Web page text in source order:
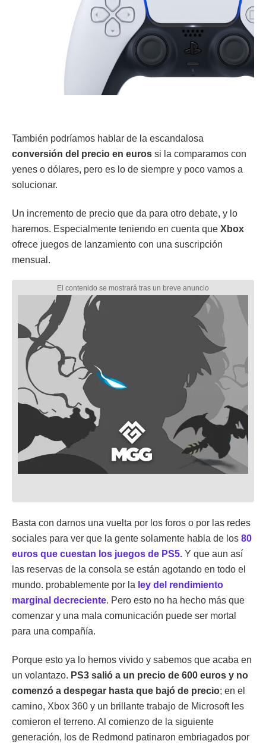
También podríamos hablar de la escandalosa
conversión del precio en euros si la comparamos con
yenes o dólares, pero es lo de siempre y poco vamos a
solucionar.
Un incremento de precio que da para otro debate, y lo
haremos. Especialmente teniendo en cuenta que Xbox
ofrece juegos de lanzamiento con una suscripción
mensual.
Basta con darnos una vuelta por los foros o por las redes
sociales para ver que la gente solamente habla de los 80
euros que cuestan los juegos de PS5. Y que aun así
las reservas de la consola se están agotando en todo el
mundo. probablemente por la ley del rendimiento
marginal decreciente. Pero esto no ha hecho más que
comenzar y una mala comunicación puede ser mortal
para una compañía.
Porque esto ya lo hemos vivido y sabemos que acaba en
un volantazo. PS3 salió a un precio de 600 euros y no
comenzó a despegar hasta que bajó de precio; en el
camino, Xbox 360 y un brillante trabajo de Microsoft les
comieron el terreno. Al comienzo de la siguiente
generación, los de Redmond patinaron embriagados por